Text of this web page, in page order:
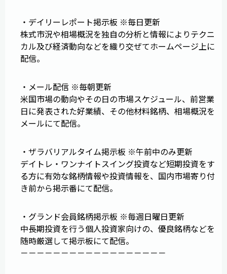
・デイリーレポート掲示板 ※毎日更新
株式市況や相場概況を独自の分析と情報によりテクニ
カル及び経済動向などを織り交ぜてホームページ上に
配信。
・メール配信 ※毎朝更新
米国市場の動向やその日の市場スケジュール、前営業
日に発表された好業績、その他材料銘柄、相場概況を
メールにて配信。
・ザラバリアルタイム掲示板 ※午前中のみ更新
デイトレ・ワンナイトスイング投資など短期投資をす
る方に有効な銘柄情報や投資情報を、国内市場寄り付
き前から掲示番にて配信。
・グランド会員銘柄掲示板 ※毎週日曜日更新
中長期投資を行う個人投資家向けの、優良銘柄などを
随時厳選して掲示板にて配信。
－－－－－－－－－－－－－－－－－－